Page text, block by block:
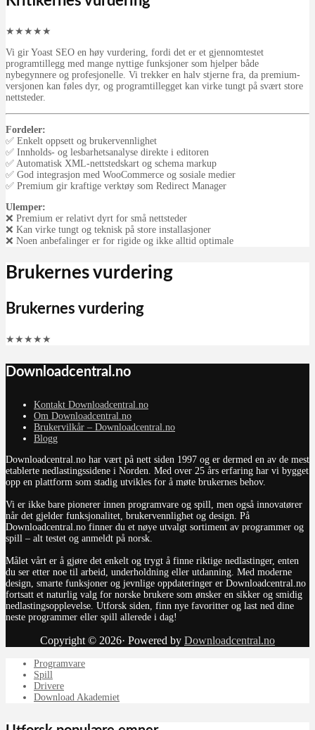
★ ★ ★ ★ ★
Vi gir Yoast SEO en høy vurdering, fordi det er et gjennomtestet
programtillegg med mange nyttige funksjoner som hjelper både
nybegynnere og profesjonelle. Vi trekker en halv stjerne fra, da premium-
versjonen kan føles dyr, og programtillegget kan virke tungt på svært store
nettsteder.
Fordeler:
✅ Enkelt oppsett og brukervennlighet
✅ Innholds- og lesbarhetsanalyse direkte i editoren
✅ Automatisk XML-nettstedskart og schema markup
✅ God integrasjon med WooCommerce og sosiale medier
✅ Premium gir kraftige verktøy som Redirect Manager
Ulemper:
❌ Premium er relativt dyrt for små nettsteder
❌ Kan virke tungt og teknisk på store installasjoner
❌ Noen anbefalinger er for rigide og ikke alltid optimale
Brukernes vurdering
Brukernes vurdering
★ ★ ★ ★ ★
Downloadcentral.no
Kontakt Downloadcentral.no
Om Downloadcentral.no
Brukervilkår – Downloadcentral.no
Blogg
Downloadcentral.no har vært på nett siden 1997 og er dermed en av de mest
etablerte nedlastingssidene i Norden. Med over 25 års erfaring har vi bygget
opp en plattform som stadig utvikles for å møte brukernes behov.
Vi er ikke bare pionerer innen programvare og spill, men også innovatører
når det gjelder funksjonalitet, brukervennlighet og design. På
Downloadcentral.no finner du et nøye utvalgt sortiment av programmer og
spill – alt testet og anmeldt på norsk.
Målet vårt er å gjøre det enkelt og trygt å finne riktige nedlastinger, enten
du ser etter noe til arbeid, underholdning eller utdanning. Med moderne
design, smarte funksjoner og jevnlige oppdateringer er Downloadcentral.no
fortsatt et naturlig valg for norske brukere som ønsker en sikker og smidig
nedlastingsopplevelse. Utforsk siden, finn nye favoritter og last ned dine
neste programmer eller spill allerede i dag!
Copyright © 2026· Powered by Downloadcentral.no
Programvare
Spill
Drivere
Download Akademiet